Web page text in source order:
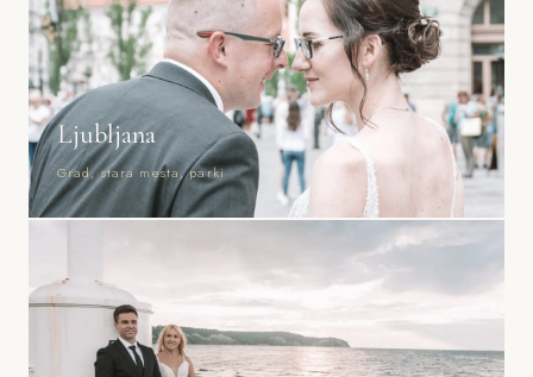
Ljubljana
Grad, stara mesta, parki